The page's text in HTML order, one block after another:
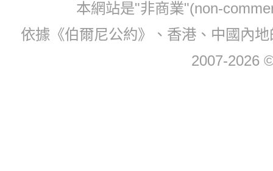
本網站是"非商業"(non-
依據《伯爾尼公約》、香港、中國內
2007-2026